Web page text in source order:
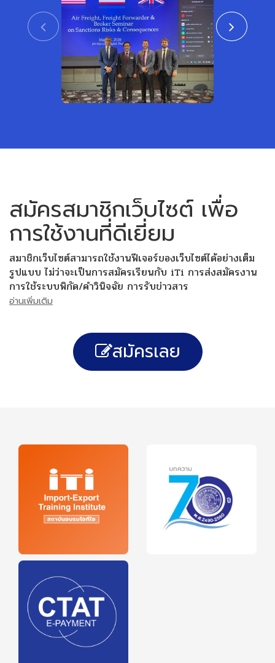
สมัครสมาชิกเว็บไซต์ เพื่อ
การใช้งานที่ดีเยี่ยม
สมาชิกเว็บไซต์สามารถใช้งานฟีเจอร์ของเว็บไซต์ได้อย่างเต็ม
รูปแบบ ไม่ว่าจะเป็นการสมัครเรียนกับ iTi การส่งสมัครงาน
การใช้ระบบพิกัด/คำวินิจฉัย การรับข่าวสาร
อ่านเพิ่มเติม
สมัครเลย